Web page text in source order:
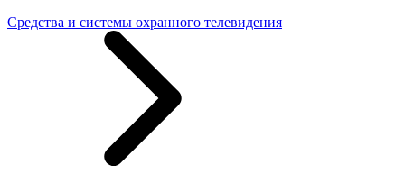
Средства и системы охранного телевидения